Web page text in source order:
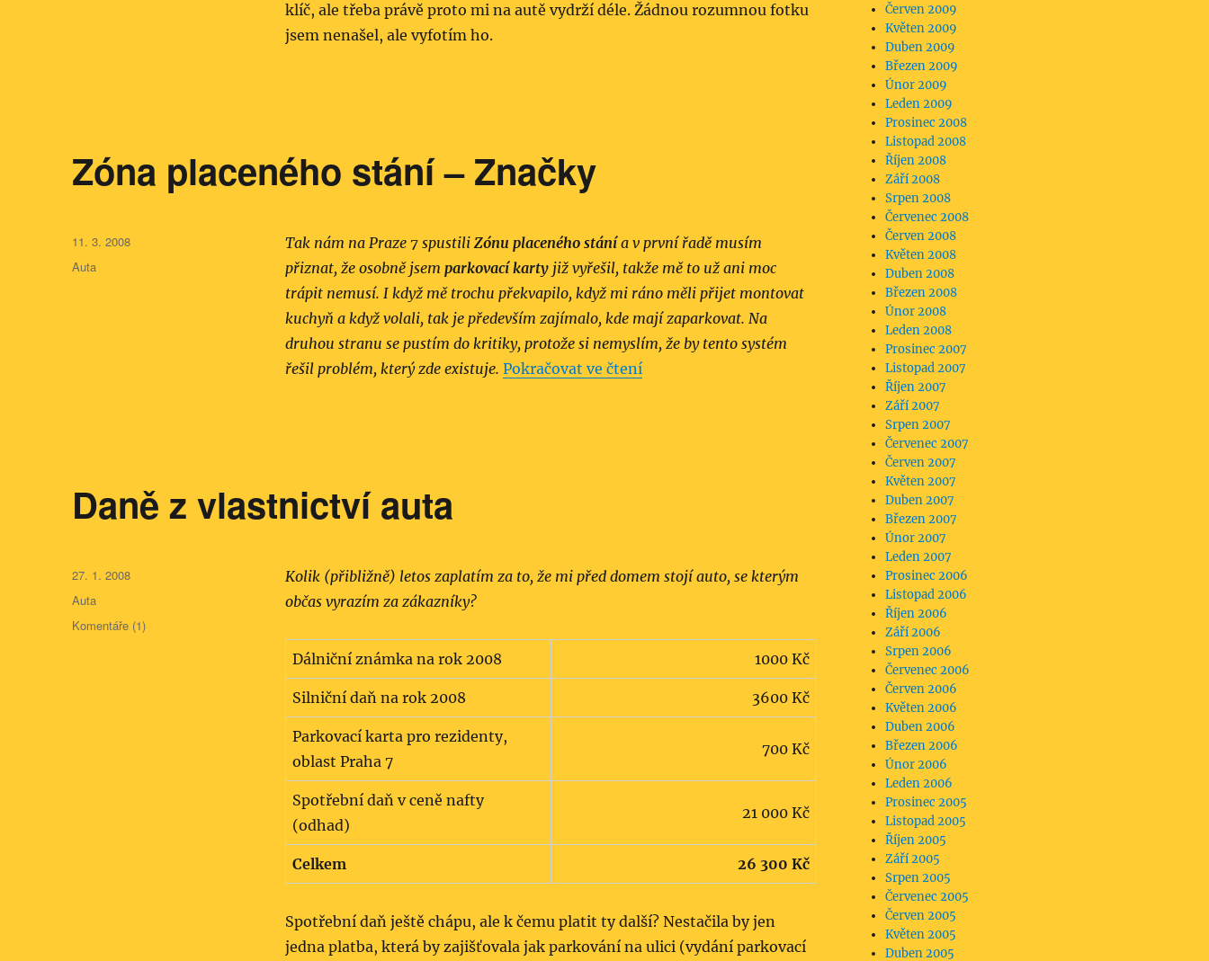
klíč, ale třeba právě proto mi na autě vydrží déle. Žádnou rozumnou fotku
jsem nenašel, ale vyfotím ho.
Zóna placeného stání – Značky
Tak nám na Praze 7 spustili Zónu placeného stánía v první řadě musím
přiznat, že osobně jsem parkovací kartyjiž vyřešil, takže mě to už ani moc
trápit nemusí. I když mě trochu překvapilo, když mi ráno měli přijet montovat
kuchyň a když volali, tak je především zajímalo, kde mají zaparkovat. Na
druhou stranu se pustím do kritiky, protože si nemyslím, že by tento systém
řešil problém, který zde existuje. Pokračovat ve čtení„Zóna placeného stání – Značky“
Publikováno:
11. 3. 2008
Rubriky:
Auta
Daně z vlastnictví auta
Kolik (přibližně) letos zaplatím za to, že mi před domem stojí auto, se kterým
občas vyrazím za zákazníky?
Dálniční známka na rok 2008 1000 Kč
Silniční daň na rok 2008 3600 Kč
Parkovací karta pro rezidenty,
oblast Praha 7
700 Kč
Spotřební daň v ceně nafty
(odhad)
21 000 Kč
Celkem 26 300 Kč
Spotřební daň ještě chápu, ale k čemu platit ty další? Nestačila by jen
jedna platba, která by zajišťovala jak parkování na ulici (vydání parkovací
Publikováno:
27. 1. 2008
Rubriky:
Auta
Komentáře (1)
Červen 2009
Květen 2009
Duben 2009
Březen 2009
Únor 2009
Leden 2009
Prosinec 2008
Listopad 2008
Říjen 2008
Září 2008
Srpen 2008
Červenec 2008
Červen 2008
Květen 2008
Duben 2008
Březen 2008
Únor 2008
Leden 2008
Prosinec 2007
Listopad 2007
Říjen 2007
Září 2007
Srpen 2007
Červenec 2007
Červen 2007
Květen 2007
Duben 2007
Březen 2007
Únor 2007
Leden 2007
Prosinec 2006
Listopad 2006
Říjen 2006
Září 2006
Srpen 2006
Červenec 2006
Červen 2006
Květen 2006
Duben 2006
Březen 2006
Únor 2006
Leden 2006
Prosinec 2005
Listopad 2005
Říjen 2005
Září 2005
Srpen 2005
Červenec 2005
Červen 2005
Květen 2005
Duben 2005